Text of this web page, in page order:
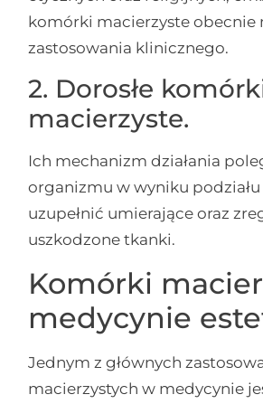
komórki macierzyste obecnie
zastosowania klinicznego.
2. Dorosłe
macierzyste.
Ich mechanizm działania
organizmu w wyniku
uzupełnić umierające oraz
uszkodzone tkanki.
Komórki
medycynie
Jednym z głównych
macierzystych w medycynie